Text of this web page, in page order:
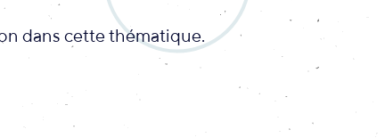
dans cette thématique.